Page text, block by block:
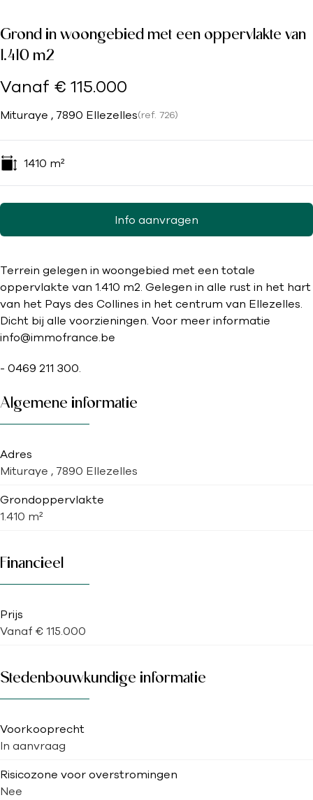
Grond in woongebied met een oppervlakte van
1.410 m2
Vanaf € 115.000
Mituraye , 7890 Ellezelles(ref. 726)
1410 m²
Info aanvragen
Terrein gelegen in woongebied met een totale
oppervlakte van 1.410 m2. Gelegen in alle rust in het hart
van het Pays des Collines in het centrum van Ellezelles.
Dicht bij alle voorzieningen. Voor meer informatie
info@immofrance.be
- 0469 211 300.
Algemene informatie
Adres
Mituraye , 7890 Ellezelles
Grondoppervlakte
1.410 m²
Financieel
Prijs
Vanaf € 115.000
Stedenbouwkundige informatie
Voorkooprecht
In aanvraag
Risicozone voor overstromingen
Nee